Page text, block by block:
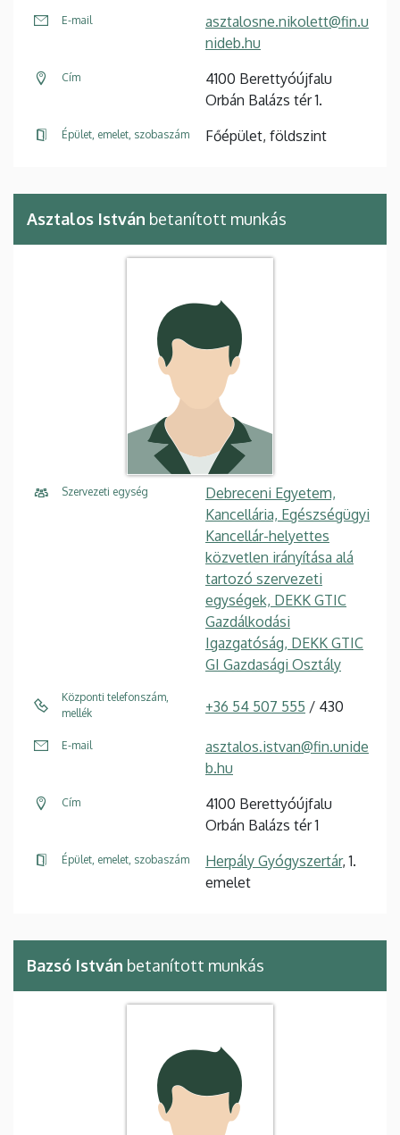
E-mail
asztalosne.nikolett@fin.u
nideb.hu
Cím
4100 Berettyóújfalu
Orbán Balázs tér 1.
Épület, emelet, szobaszám Főépület, földszint
Asztalos István betanított munkás
Szervezeti egység
Debreceni Egyetem,
Kancellária, Egészségügyi
Kancellár-helyettes
közvetlen irányítása alá
tartozó szervezeti
egységek, DEKK GTIC
Gazdálkodási
Igazgatóság, DEKK GTIC
GI Gazdasági Osztály
Központi telefonszám,
mellék
+36 54 507 555 / 430
E-mail
asztalos.istvan@fin.unide
b.hu
Cím
4100 Berettyóújfalu
Orbán Balázs tér 1
Épület, emelet, szobaszám Herpály Gyógyszertár, 1.
emelet
Bazsó István betanított munkás